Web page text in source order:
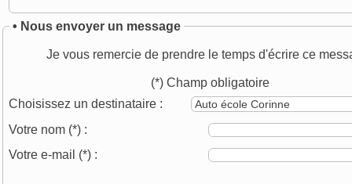
• Nous envoyer un message
Je vous remercie de prendre le temps d'écrire ce
(*) Champ obligatoire
Choisissez un destinataire :
Votre nom (*) :
Votre e-mail (*) :